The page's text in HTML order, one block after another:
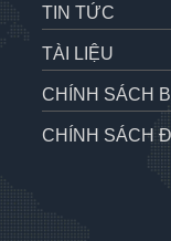
TIN TỨC
TÀI LIỆU
CHÍNH SÁCH
CHÍNH SÁCH